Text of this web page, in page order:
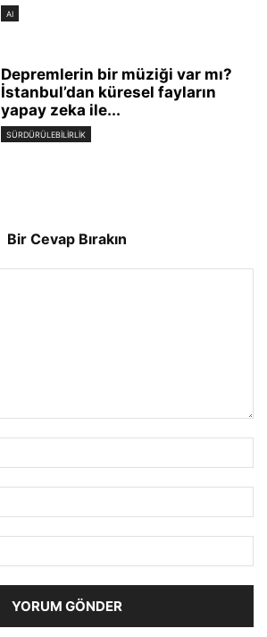
AI
Depremlerin bir müziği var mı?
İstanbul’dan küresel fayların
yapay zeka ile...
SÜRDÜRÜLEBILIRLIK
Bir Cevap Bırakın